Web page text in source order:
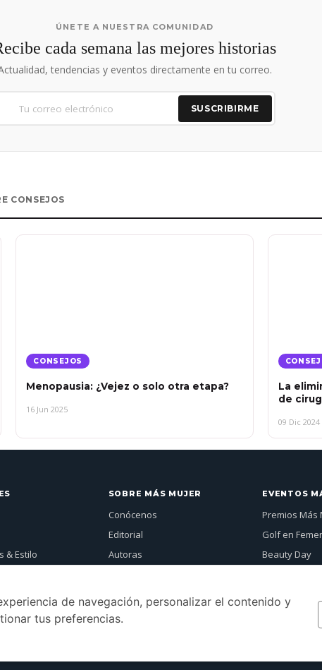
ÚNETE A NUESTRA COMUNIDAD
cada semana las mejores historias
tendencias y eventos directamente en tu correo.
SUSCRIBIRME
CONSEJOS
CONSEJOS
Menopausia: ¿Vejez o solo otra etapa?
16 Jun 2025
La
de
09 Dic 2024
& Estilo
SOBRE MÁS MUJER
Conócenos
Editorial
Autoras
Contacto
Revistas
EVENTOS
Premios Más
Golf en
Beauty Day
de navegación, personalizar el contenido y
tus preferencias.